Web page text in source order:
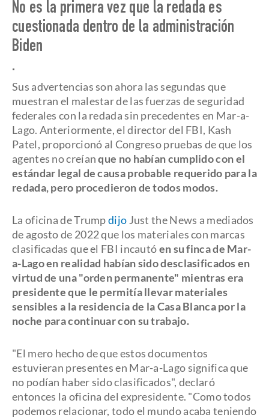
No es la primera vez que la redada es
cuestionada dentro de la administración
Biden
.
Sus advertencias son ahora las segundas que
muestran el malestar de las fuerzas de seguridad
federales con la redada sin precedentes en Mar-a-
Lago. Anteriormente, el director del FBI, Kash
Patel, proporcionó al Congreso pruebas de que los
agentes no creíanque no habían cumplido con el
estándar legal de causa probable requerido para la
redada, pero procedieron de todos modos.
La oficina de Trumpdijo Just the News a mediados
de agosto de 2022 que los materiales con marcas
clasificadas que el FBI incautóen su finca de Mar-
a-Lago en realidad habían sido desclasificados en
virtud de una "orden permanente" mientras era
presidente que le permitía llevar materiales
sensibles a la residencia de la Casa Blanca por la
noche para continuar con su trabajo.
"El mero hecho de que estos documentos
estuvieran presentes en Mar-a-Lago significa que
no podían haber sido clasificados", declaró
entonces la oficina del expresidente. "Como todos
podemos relacionar, todo el mundo acaba teniendo